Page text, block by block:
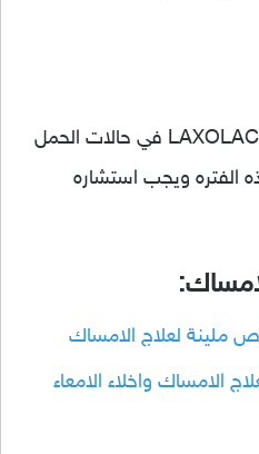
يمنع تناول شراب لاكسولاك LAXOLAC في حالات الحمل
الفتره ويجب استشاره
الامساك واخلاء الامعاء